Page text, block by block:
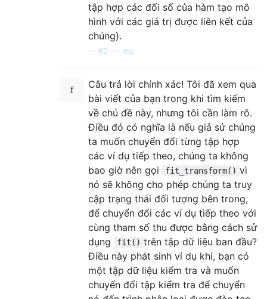
tập hợp các đối số của hàm tạo mô
hình với các giá trị được liên kết của
chúng).
— K3 --- rnc
Câu trả lời chính xác! Tôi đã xem qua
bài viết của bạn trong khi tìm kiếm
về chủ đề này, nhưng tôi cần làm rõ.
Điều đó có nghĩa là nếu giả sử chúng
ta muốn chuyển đổi từng tập hợp
các ví dụ tiếp theo, chúng ta không
bao giờ nên gọi
fit_transform() vì
nó sẽ không cho phép chúng ta truy
cập trạng thái đối tượng bên trong,
để chuyển đổi các ví dụ tiếp theo với
cùng tham số thu được bằng cách sử
dụng
fit() trên tập dữ liệu ban đầu?
Điều này phát sinh ví dụ khi, bạn có
một tập dữ liệu kiểm tra và muốn
chuyển đổi tập kiểm tra để chuyển